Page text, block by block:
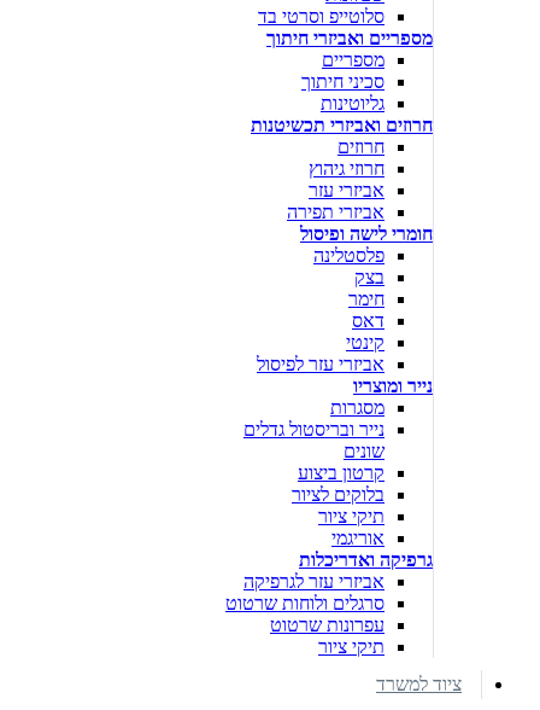
סלוטייפ וסרטי בד
מספריים ואביזרי חיתוך
מספריים
סכיני חיתוך
גליוטינות
חרוזים ואביזרי תכשיטנות
חרוזים
חרוזי גיהוץ
אביזרי עזר
אביזרי תפירה
חומרי לישה ופיסול
פלסטלינה
בצק
חימר
דאס
קינטי
אביזרי עזר לפיסול
נייר ומוצריו
מסגרות
נייר ובריסטול גדלים
שונים
קרטון ביצוע
בלוקים לציור
תיקי ציור
אוריגמי
גרפיקה ואדריכלות
אביזרי עזר לגרפיקה
סרגלים ולוחות שרטוט
עפרונות שרטוט
תיקי ציור
ציוד למשרד